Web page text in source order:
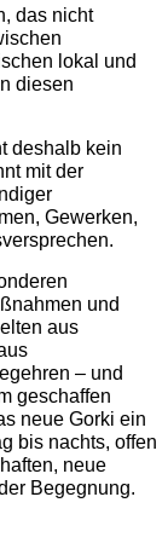
das nicht
lokal und
diesen
deshalb kein
mit der
Gewerken,
und
aus
– und
geschaffen
neue Gorki ein
bis nachts, offen
neue
Begegnung.